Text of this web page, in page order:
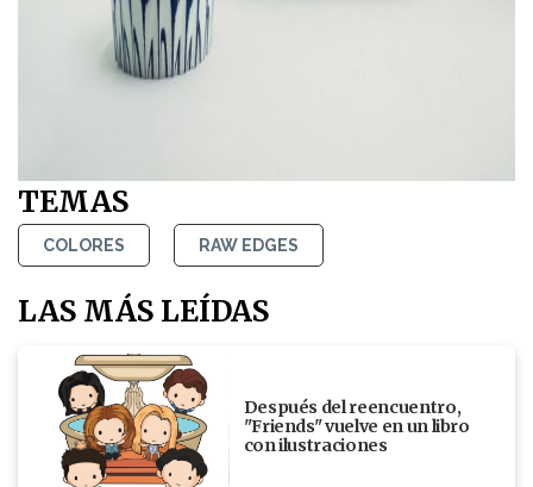
TEMAS
COLORES RAW EDGES
LAS MÁS LEÍDAS
Después del reencuentro,
"Friends" vuelve en un libro
con ilustraciones